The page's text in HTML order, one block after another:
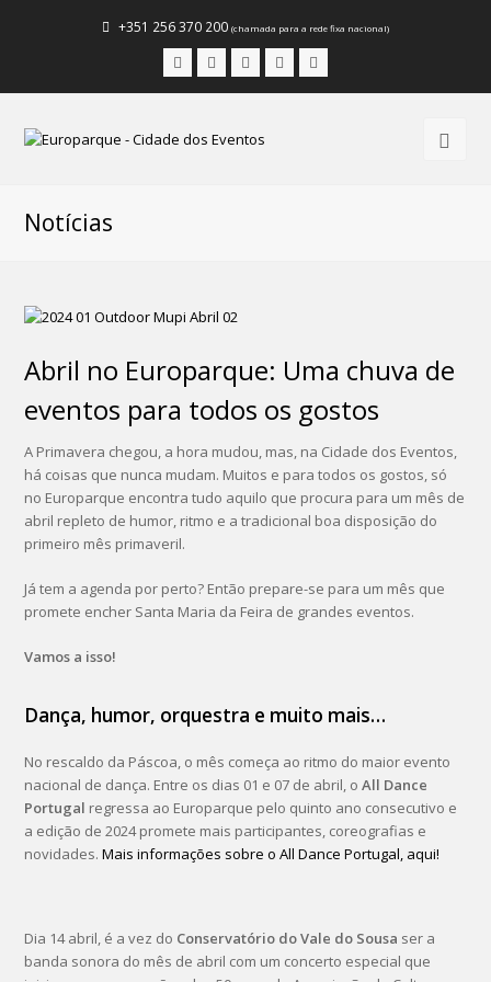
+351 256 370 200 (chamada para a rede fixa nacional)
FacebookInstagram
LinkedInYoutube
Notícias
Abril no Europarque: Uma chuva de
eventos para todos os gostos
A Primavera chegou, a hora mudou, mas, na Cidade dos Eventos,
há coisas que nunca mudam. Muitos e para todos os gostos, só
no Europarque encontra tudo aquilo que procura para um mês de
abril repleto de humor, ritmo e a tradicional boa disposição do
primeiro mês primaveril.
Já tem a agenda por perto? Então prepare-se para um mês que
promete encher Santa Maria da Feira de grandes eventos.
Vamos a isso!
Dança, humor, orquestra e muito mais…
No rescaldo da Páscoa, o mês começa ao ritmo do maior evento
nacional de dança. Entre os dias 01 e 07 de abril, oAll Dance
Portugal regressa ao Europarque pelo quinto ano consecutivo e
a edição de 2024 promete mais participantes, coreografias e
novidades.Mais informações sobre o All Dance Portugal, aqui!
Dia 14 abril, é a vez do Conservatório do Vale do Sousa ser a
banda sonora do mês de abril com um concerto especial que